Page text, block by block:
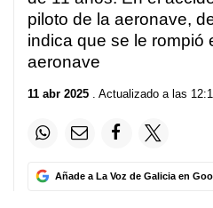
piloto de la aeronave,
indica que se le rompió
aeronave
11 abr 2025 . Actualizado a las
Añade a La Voz de Galicia en